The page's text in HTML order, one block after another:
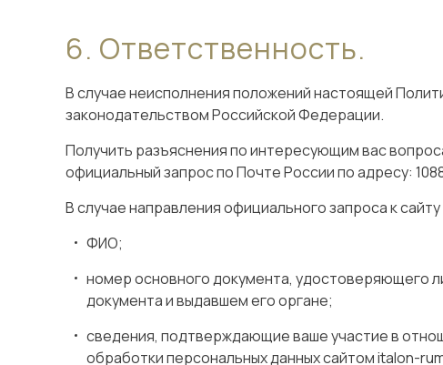
Ответственность.
В случае неисполнения положений настоящей
законодательством Российской Федерации.
Получить разъяснения по интересующим вас
официальный запрос по Почте России по адресу:
В случае направления официального запроса к
ФИО;
номер основного документа, удостоверяющего
документа и выдавшем его органе;
сведения, подтверждающие ваше участие в
обработки персональных данных сайтом italon-